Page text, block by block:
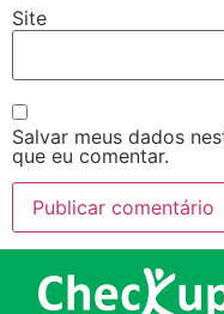
Site
Salvar meus dados
que eu comentar.